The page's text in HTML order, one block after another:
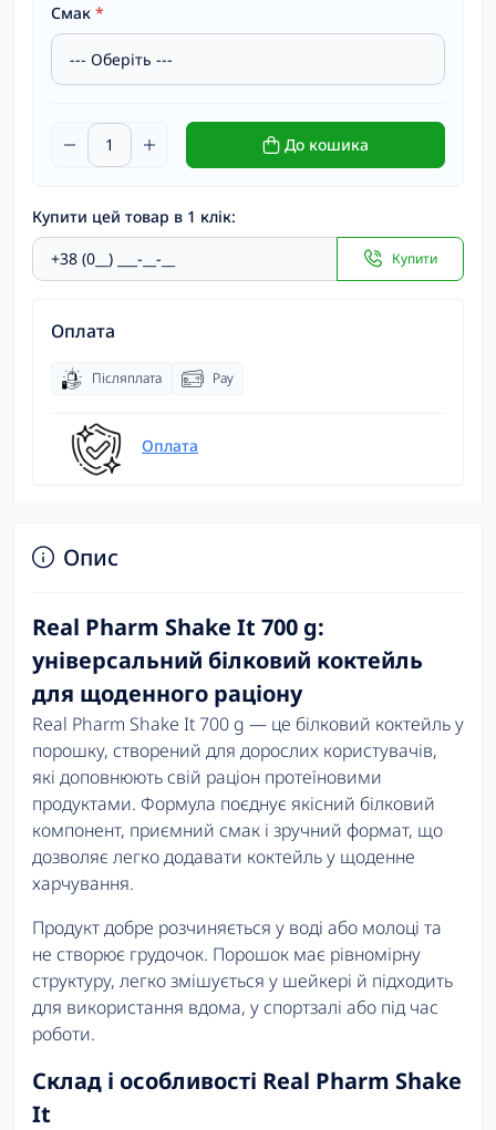
Смак *
До кошика
Купити цей товар в 1 клік:
Купити
Оплата
Післяплата Pay
Оплата
Опис
Real Pharm Shake It 700 g:
універсальний білковий коктейль
для щоденного раціону
Real Pharm Shake It 700 g — це білковий коктейль у
порошку, створений для дорослих користувачів,
які доповнюють свій раціон протеїновими
продуктами. Формула поєднує якісний білковий
компонент, приємний смак і зручний формат, що
дозволяє легко додавати коктейль у щоденне
харчування.
Продукт добре розчиняється у воді або молоці та
не створює грудочок. Порошок має рівномірну
структуру, легко змішується у шейкері й підходить
для використання вдома, у спортзалі або під час
роботи.
Склад і особливості Real Pharm Shake
It